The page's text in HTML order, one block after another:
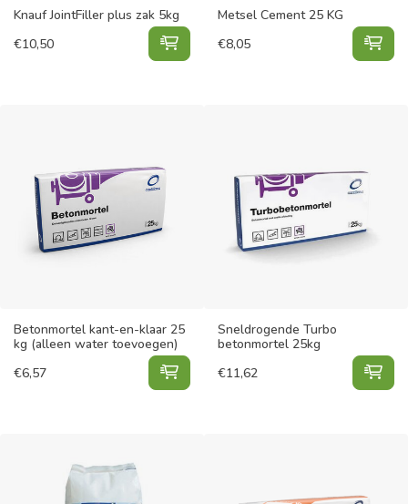
Knauf JointFiller plus zak 5kg
€10,50 Knauf JointFiller plus zak 5kg
Metsel Cement 25 KG
€8,05
Betonmortel kant-en-klaar 25
kg (alleen water toevoegen)
€6,57 Betonmortel kant-en-klaar 25 kg
Sneldrogende Turbo
betonmortel 25kg
€11,62